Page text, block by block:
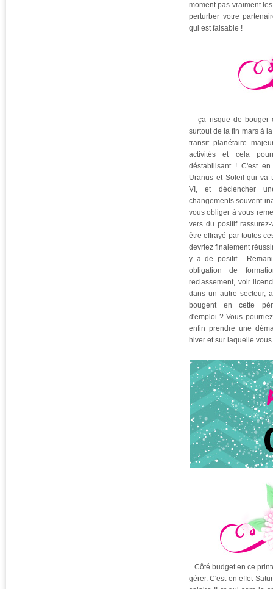
moment pas vraiment
perturber votre
qui est faisable !
ça risque de bouger
surtout de la fin mars à
transit planétaire
activités et cela
déstabilisant ! C'est
Uranus et Soleil qui va
VI, et déclencher
changements souvent
vous obliger à vous
vers du positif
être effrayé par toutes
devriez finalement
y a de positif...
obligation de
reclassement, voir
dans un autre secteur,
bougent en cette
d'emploi ? Vous
enfin prendre une
hiver et sur laquelle
Côté budget en ce
gérer. C'est en effet